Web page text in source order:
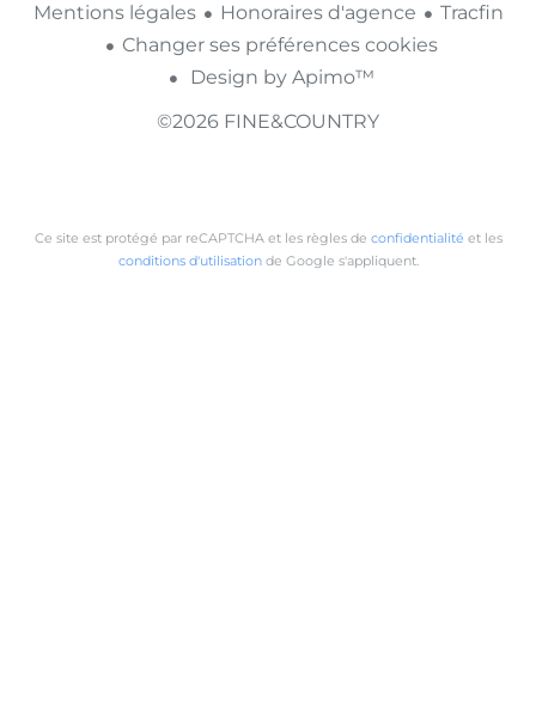
Mentions légales Honoraires d'agence
Tracfin
Changer ses préférences cookies
Design by Apimo™
©2026 FINE&COUNTRY
Ce site est protégé par reCAPTCHA et les règles de confidentialité et les
conditions d'utilisationde Google s'appliquent.